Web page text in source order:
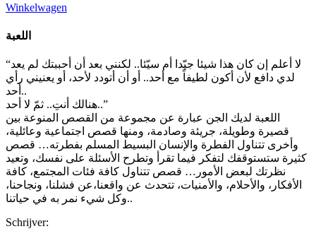
Winkelwagen
اللعبة
“لا أعلم إن كان هذا شيئا جيّدا أم سيّئا.. لكنني بعد أن أحببتك لم يعد
لدي دافع لأن أكون لطيفاً مع أحد.. أو أن أتودد لأحد، أو يعنيني رأي
أحد..
هنالك أنتِ.. ثمّ لا أحد..”
اللعبة لديك الجن عبارة عن مجموعة من القصص المنوعة بين
قصيرة وطويلة، جريئة وصادمة، ومنها قصص اجتماعية وعائلية،
وأخرى تتناول الفطرة والإنسان البسيط المسلم بفطرته… قصص
كثيرة ستستوقفك لتفكر فيما تقرأ وتطرح الأسئلة على نفسك، وتعيد
نظرتك لبعض الأمور… قصص تتناول كافة فئات المجتمع، كافة
الأفكار، والأحلام، والأمنيات، تتحدث عن واقعنا،عن فشلنا، ونجاحنا،
وكل شيء نمر به في حياتنا..
Schrijver: